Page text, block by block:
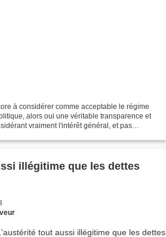
à considérer comme acceptable le régime
alors oui une véritable transparence et
vraiment l'intérêt général, et pas
illégitime que les dettes